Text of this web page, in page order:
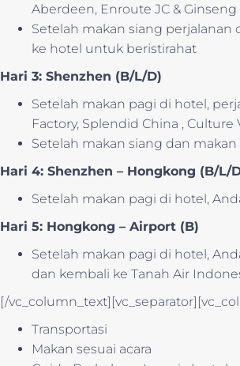
Aberdeen, Enroute JC & Ginseng
Setelah makan siang
ke hotel untuk beristirahat
Hari 3: Shenzhen (B/L/D)
Setelah makan pagi di hotel,
Factory, Splendid China ,
Setelah makan siang dan
Hari 4: Shenzhen – Hongkong (B/L/
Setelah makan pagi di hotel,
Hari 5: Hongkong – Airport (B)
Setelah makan pagi di hotel,
dan kembali ke Tanah Air
[/
Transportasi
Makan sesuai acara